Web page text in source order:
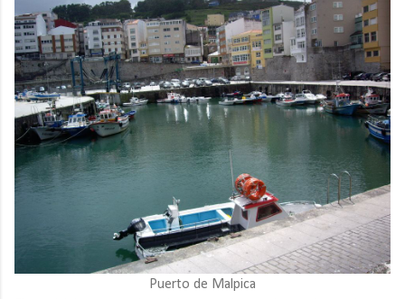
Puerto de Malpica